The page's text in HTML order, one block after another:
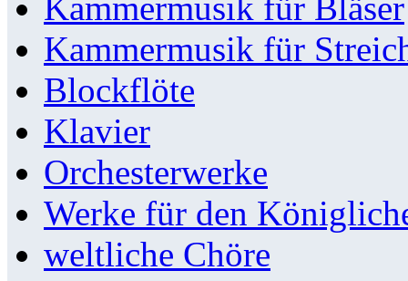
Kammermusik für Bläser
Kammermusik für
Blockflöte
Klavier
Orchesterwerke
Werke für den
weltliche Chöre